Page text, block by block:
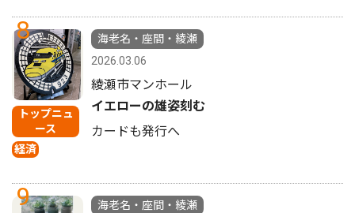
8
トップニュ
ース
経済
海老名・座間・綾瀬
2026.03.06
綾瀬市マンホール
イエローの雄姿刻む
カードも発行へ
9
海老名・座間・綾瀬